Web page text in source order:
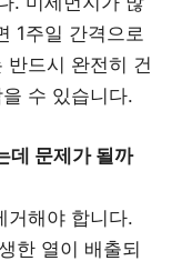
1주일 간격으로
반드시 완전히 건
수 있습니다.
데 문제가 될까
거해야 합니다.
한 열이 배출되